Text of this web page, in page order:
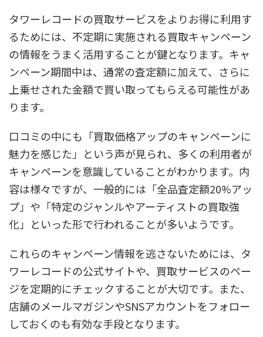
タワーレコードの買取サービスをよりお得に利用す
るためには、不定期に実施される買取キャンペーン
の情報をうまく活用することが鍵となります。キャ
ンペーン期間中は、通常の査定額に加えて、さらに
上乗せされた金額で買い取ってもらえる可能性があ
ります。
口コミの中にも「買取価格アップのキャンペーンに
魅力を感じた」という声が見られ、多くの利用者が
キャンペーンを意識していることがわかります。内
容は様々ですが、一般的には「全品査定額20%アッ
プ」や「特定のジャンルやアーティストの買取強
化」といった形で行われることが多いようです。
これらのキャンペーン情報を逃さないためには、タ
ワーレコードの公式サイトや、買取サービスのペー
ジを定期的にチェックすることが大切です。また、
店舗のメールマガジンやSNSアカウントをフォロー
しておくのも有効な手段となります。